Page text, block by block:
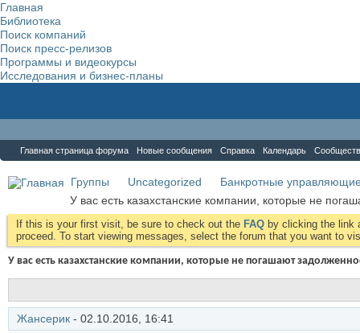
Главная
Библиотека
Поиск компаний
Поиск пресс-релизов
Программы и видеокурсы
Исследования и бизнес-планы
Главная страница форума Новые сообщения Справка Календарь
Группы Uncategorized
Банкротные
У вас есть казахстанские компании, которые не
If this is your first visit, be sure to check out the FAQ by clicking the link
proceed. To start viewing messages, select the forum that you want to
У вас есть казахстанские компании, которые не погашают
Жансерик - 02.10.2016, 16:41